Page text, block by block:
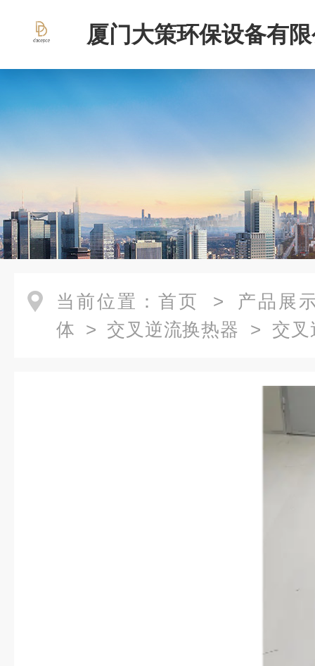
厦门大策环保设备有
当前位置： 首页 > 产品展
体 > 交叉逆流换热器 > 交叉